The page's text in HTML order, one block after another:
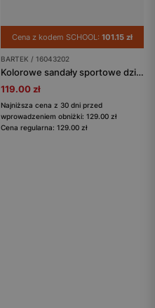
Cena z kodem SCHOOL: 101.15 zł
BARTEK / 16043202
Kolorowe sandały sportowe dziecięce na rzepy Bartek 16043202
119.00 zł
Najniższa cena z 30 dni przed
wprowadzeniem obniżki: 129.00 zł
Cena regularna: 129.00 zł